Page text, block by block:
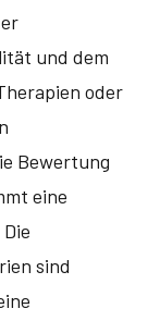
und dem
oder
Bewertung
eine
sind